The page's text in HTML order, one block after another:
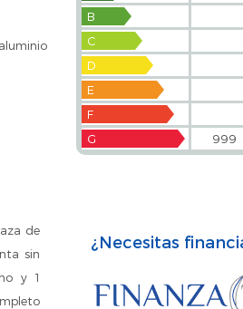
B
C
D
E
F
G
999
de
sin
y 1
¿Necesitas